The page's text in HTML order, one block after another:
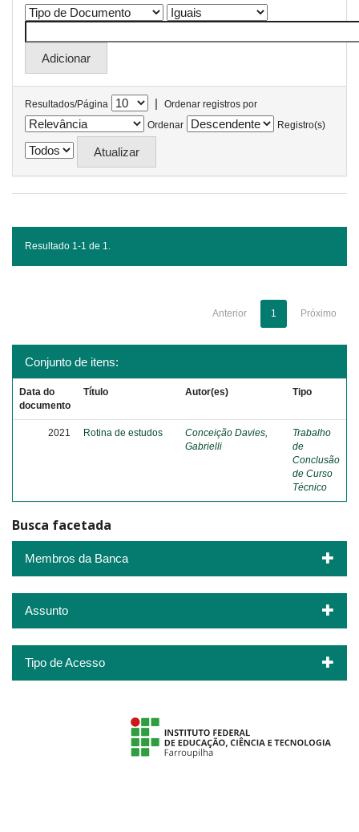
Resultados/Página |
Ordenar registros por
Ordenar
Registro(s)
Resultado 1-1 de 1.
Anterior 1 Próximo
Conjunto de itens:
Data do
documento
Título Autor(es) Tipo
2021 Rotina de estudos
Conceição Davies,
Gabrielli
Trabalho
de
Conclusão
de Curso
Técnico
Busca facetada
Membros da Banca
Assunto
Tipo de Acesso